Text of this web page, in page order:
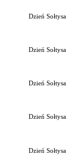
Dzień Sołtysa
Dzień Sołtysa
Dzień Sołtysa
Dzień Sołtysa
Dzień Sołtysa